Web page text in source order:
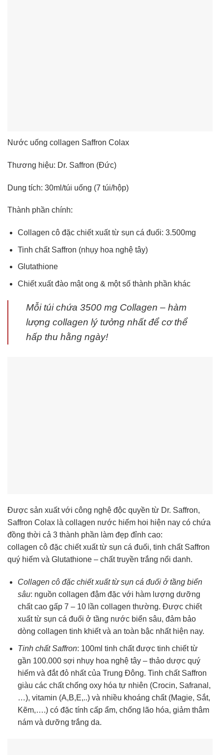
Nước uống collagen Saffron Colax
Thương hiệu: Dr. Saffron (Đức)
Dung tích: 30ml/túi uống (7 túi/hộp)
Thành phần chính:
Collagen cô đặc chiết xuất từ sụn cá đuối: 3.500mg
Tinh chất Saffron (nhụy hoa nghệ tây)
Glutathione
Chiết xuất đào mật ong & một số thành phần khác
Mỗi túi chứa 3500 mg Collagen – hàm
lượng collagen lý tưởng nhất để cơ thể
hấp thu hằng ngày!
Được sản xuất với công nghệ độc quyền từ Dr. Saffron,
Saffron Colax là collagen nước hiếm hoi hiện nay có chứa
đồng thời cả 3 thành phần làm đẹp đỉnh cao:
collagen cô đặc chiết xuất từ sụn cá đuối, tinh chất Saffron
quý hiếm và Glutathione – chất truyền trắng nổi danh.
Collagen cô đặc chiết xuất từ sụn cá đuối ở tầng biển
sâu: nguồn collagen đậm đặc với hàm lượng dưỡng
chất cao gấp 7 – 10 lần collagen thường. Được chiết
xuất từ sụn cá đuối ở tầng nước biển sâu, đảm bảo
dòng collagen tinh khiết và an toàn bậc nhất hiện nay.
Tinh chất Saffron: 100ml tinh chất được tinh chiết từ
gần 100.000 sợi nhụy hoa nghệ tây – thảo dược quý
hiếm và đắt đỏ nhất của Trung Đông. Tinh chất Saffron
giàu các chất chống oxy hóa tự nhiên (Crocin, Safranal,
…), vitamin (A,B,E,..) và nhiều khoáng chất (Magie, Sắt,
Kẽm,….) có đặc tính cấp ẩm, chống lão hóa, giảm thâm
nám và dưỡng trắng da.